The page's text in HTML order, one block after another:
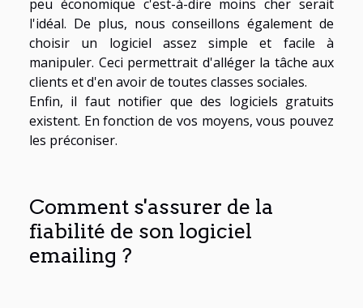
peu économique c'est-à-dire moins cher serait
l'idéal. De plus, nous conseillons également de
choisir un logiciel assez simple et facile à
manipuler. Ceci permettrait d'alléger la tâche aux
clients et d'en avoir de toutes classes sociales.
Enfin, il faut notifier que des logiciels gratuits
existent. En fonction de vos moyens, vous pouvez
les préconiser.
Comment s'assurer de la
fiabilité de son logiciel
emailing ?